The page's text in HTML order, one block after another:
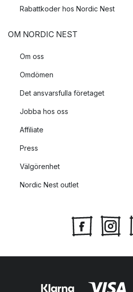
Rabattkoder hos Nordic Nest
OM NORDIC NEST
Om oss
Omdömen
Det ansvarsfulla företaget
Jobba hos oss
Affiliate
Press
Välgörenhet
Nordic Nest outlet